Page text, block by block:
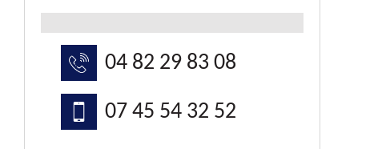
04 82 29 83 08
07 45 54 32 52